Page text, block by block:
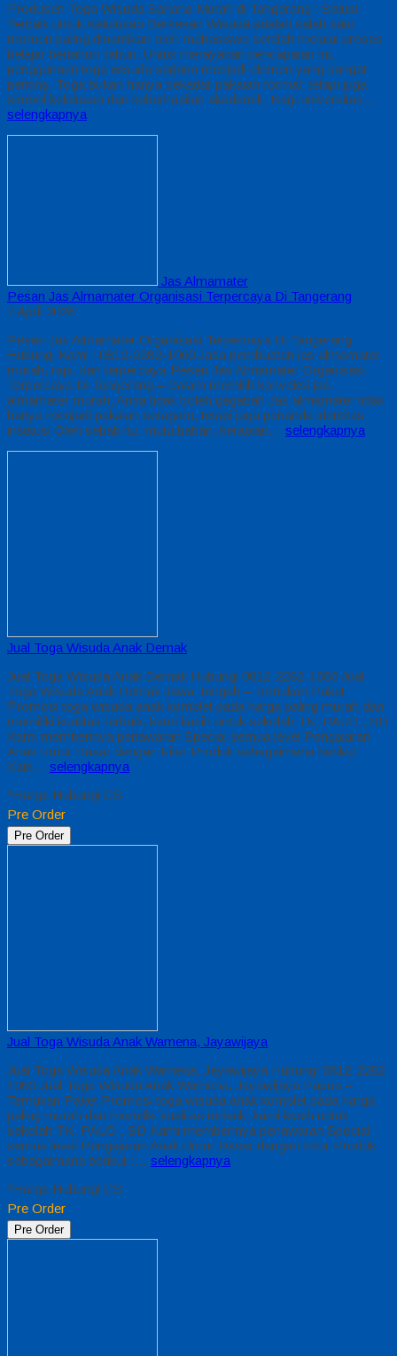
Produsen Toga Wisuda Sarjana Murah di Tangerang : Solusi
Terbaik untuk Kelulusan Berkesan Wisuda adalah salah satu
momen paling dinantikan oleh mahasiswa setelah melalui proses
belajar bertahun-tahun. Untuk merayakan pencapaian ini,
penggunaan toga wisuda sarjana menjadi elemen yang sangat
penting. Toga bukan hanya sekadar pakaian formal, tetapi juga
simbol kelulusan dan keberhasilan akademik. Bagi universitas,…
selengkapnya
Jas Almamater
Pesan Jas Almamater Organisasi Terpercaya Di Tangerang
7 April 2026
Pesan Jas Almamater Organisasi Terpercaya Di Tangerang
Hubungi Kami : 0812-2282-1060 Jasa pembuatan jas almamater
murah, rapi, dan terpercaya Pesan Jas Almamater Organisasi
Terpercaya Di Tangerang – Dalam memilih konveksi jas
almamater murah, Anda tidak boleh gegabah Jas almamater tidak
hanya menjadi pakaian seragam, tetapi juga penanda identitas
institusi Oleh sebab itu, mutu bahan, kerapian… selengkapnya
Jual Toga Wisuda Anak Demak
Jual Toga Wisuda Anak Demak Hubungi 0812-2282-1060 Jual
Toga Wisuda Anak Demak Jawa Tengah – Temukan Paket
Promosi toga wisuda anak komplet pada harga paling murah dan
memiliki kualitas terbaik, kami kasih untuk sekolah TK, PAUD , SD
Kami memberinya penawaran Special semua level Pengajaran
Anak Umur Dasar dengan Fitur Produk sebagaimana berikut :
Kain… selengkapnya
*Harga Hubungi CS
Pre Order
Pre Order
Jual Toga Wisuda Anak Wamena, Jayawijaya
Jual Toga Wisuda Anak Wamena, Jayawijaya Hubungi 0812-2282-
1060 Jual Toga Wisuda Anak Wamena, Jayawijaya Papua –
Temukan Paket Promosi toga wisuda anak komplet pada harga
paling murah dan memiliki kualitas terbaik, kami kasih untuk
sekolah TK, PAUD , SD Kami memberinya penawaran Special
semua level Pengajaran Anak Umur Dasar dengan Fitur Produk
sebagaimana berikut :… selengkapnya
*Harga Hubungi CS
Pre Order
Pre Order